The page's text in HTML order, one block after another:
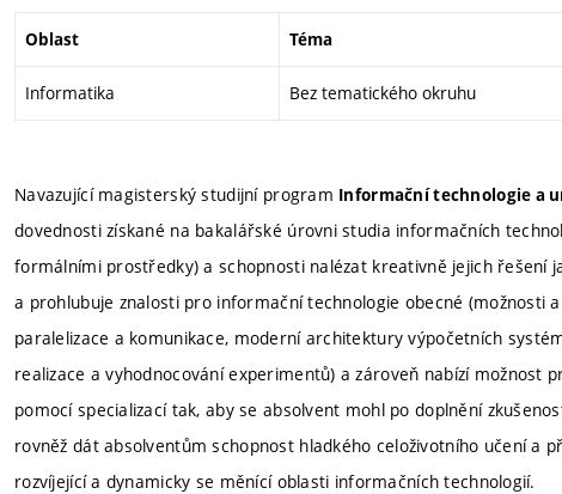
Oblast Téma
Informatika Bez tematického okruhu
Navazující magisterský studijní program Informační technologie a
dovednosti získané na bakalářské úrovni studia informačních
formálními prostředky) a schopnosti nalézat kreativně jejich řešení
a prohlubuje znalosti pro informační technologie obecné (možnosti
paralelizace a komunikace, moderní architektury výpočetních
realizace a vyhodnocování experimentů) a zároveň nabízí
pomocí specializací tak, aby se absolvent mohl po doplnění
rovněž dát absolventům schopnost hladkého celoživotního učení a
rozvíjející a dynamicky se měnící oblasti informačních technologií.